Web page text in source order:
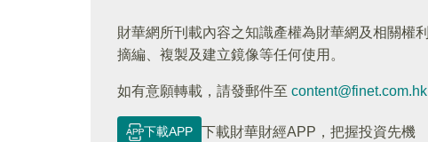
財華網所刊載內容之知識產權為財華網及相關權
摘編、複製及建立鏡像等任何使用。
如有意願轉載，請發郵件至 content@finet.com.hk
下載APP
下載財華財經APP，把握投資先機